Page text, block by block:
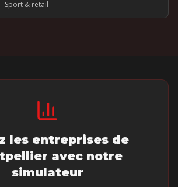
Sport & retail
les entreprises de
avec notre
simulateur